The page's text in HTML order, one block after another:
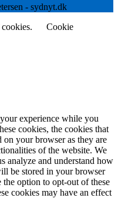
- sydnyt.dk
Cookie
experience while you
cookies, the cookies that
on your browser as they are
of the website. We
analyze and understand how
be stored in your browser
option to opt-out of these
cookies may have an effect